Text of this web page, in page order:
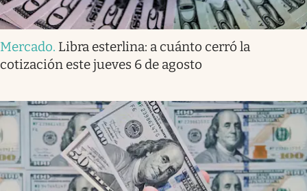
Mercado. Libra esterlina: a cuánto cerró la
cotización este jueves 6 de agosto